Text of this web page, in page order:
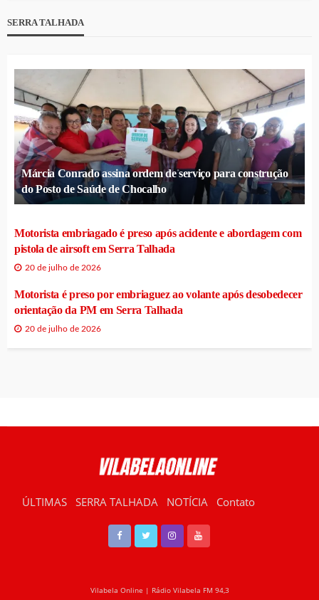
SERRA TALHADA
Márcia Conrado assina ordem de serviço para construção
do Posto de Saúde de Chocalho
Motorista embriagado é preso após acidente e abordagem com
pistola de airsoft em Serra Talhada
20 de julho de 2026
Motorista é preso por embriaguez ao volante após desobedecer
orientação da PM em Serra Talhada
20 de julho de 2026
ÚLTIMAS SERRA TALHADA NOTÍCIA Contato
Vilabela Online | Rádio Vilabela FM 94,3